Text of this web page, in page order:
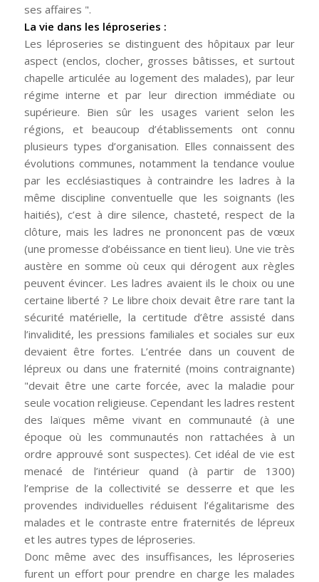
ses affaires ".
La vie dans les léproseries :
Les léproseries se distinguent des hôpitaux par leur
aspect (enclos, clocher, grosses bâtisses, et surtout
chapelle articulée au logement des malades), par leur
régime interne et par leur direction immédiate ou
supérieure. Bien sûr les usages varient selon les
régions, et beaucoup d’établissements ont connu
plusieurs types d’organisation. Elles connaissent des
évolutions communes, notamment la tendance voulue
par les ecclésiastiques à contraindre les ladres à la
même discipline conventuelle que les soignants (les
haitiés), c’est à dire silence, chasteté, respect de la
clôture, mais les ladres ne prononcent pas de vœux
(une promesse d’obéissance en tient lieu). Une vie très
austère en somme où ceux qui dérogent aux règles
peuvent évincer. Les ladres avaient ils le choix ou une
certaine liberté ? Le libre choix devait être rare tant la
sécurité matérielle, la certitude d’être assisté dans
l’invalidité, les pressions familiales et sociales sur eux
devaient être fortes. L’entrée dans un couvent de
lépreux ou dans une fraternité (moins contraignante)
"devait être une carte forcée, avec la maladie pour
seule vocation religieuse. Cependant les ladres restent
des laïques même vivant en communauté (à une
époque où les communautés non rattachées à un
ordre approuvé sont suspectes). Cet idéal de vie est
menacé de l’intérieur quand (à partir de 1300)
l’emprise de la collectivité se desserre et que les
provendes individuelles réduisent l’égalitarisme des
malades et le contraste entre fraternités de lépreux
et les autres types de léproseries.
Donc même avec des insuffisances, les léproseries
furent un effort pour prendre en charge les malades